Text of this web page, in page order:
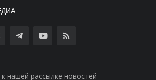
нашей рассылке новостей